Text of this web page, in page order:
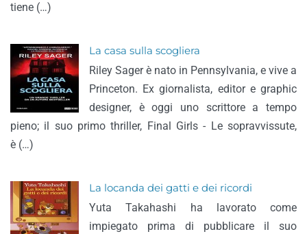
tiene (…)
La casa sulla scogliera
Riley Sager è nato in Pennsylvania, e vive a
Princeton. Ex giornalista, editor e graphic
designer, è oggi uno scrittore a tempo
pieno; il suo primo thriller, Final Girls - Le sopravvissute,
è (…)
La locanda dei gatti e dei ricordi
Yuta Takahashi ha lavorato come
impiegato prima di pubblicare il suo